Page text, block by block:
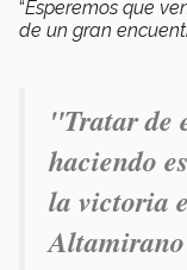
“Esperemos que
de un gran
"Tratar de
haciendo
la victoria
Altamirano